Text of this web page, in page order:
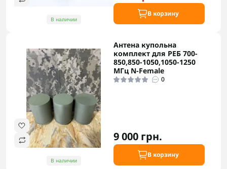
В наличии
В корзину
В наличии
Антена купольна
комплект для РЕБ 700-
850,850-1050,1050-1250
МГц N-Female
0
9 000 грн.
В корзину